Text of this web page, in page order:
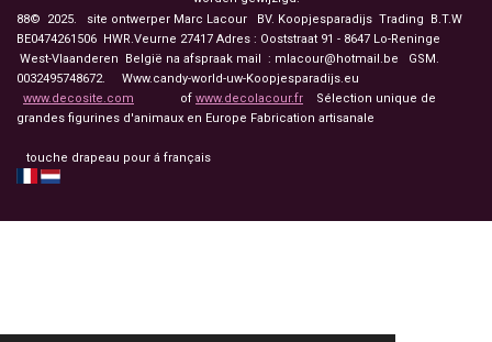
88© 2025. site ontwerper Marc Lacour BV. Koopjesparadijs Trading B.T.W
BE0474261506 HWR.Veurne 27417 Adres : Ooststraat 91 - 8647 Lo-Reninge
West-Vlaanderen België na afspraak mail : mlacour@hotmail.be GSM.
0032495748672. Www.candy-world-uw-Koopjesparadijs.eu
www.decosite.com of www.decolacour.fr Sélection unique de
grandes figurines d'animaux en Europe Fabrication artisanale
touche drapeau pour á français